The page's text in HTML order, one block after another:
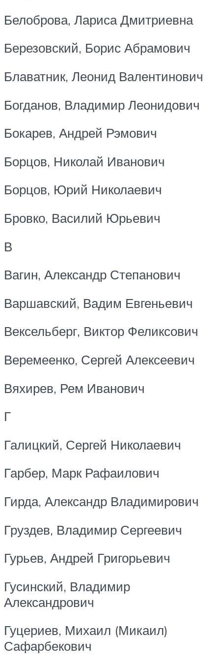
Белоброва, Лариса Дмитриевна
Березовский, Борис Абрамович
Блаватник, Леонид Валентинович
Богданов, Владимир Леонидович
Бокарев, Андрей Рэмович
Борцов, Николай Иванович
Борцов, Юрий Николаевич
Бровко, Василий Юрьевич
В
Вагин, Александр Степанович
Варшавский, Вадим Евгеньевич
Вексельберг, Виктор Феликсович
Веремеенко, Сергей Алексеевич
Вяхирев, Рем Иванович
Г
Галицкий, Сергей Николаевич
Гарбер, Марк Рафаилович
Гирда, Александр Владимирович
Груздев, Владимир Сергеевич
Гурьев, Андрей Григорьевич
Гусинский, Владимир
Александрович
Гуцериев, Михаил (Микаил)
Сафарбекович